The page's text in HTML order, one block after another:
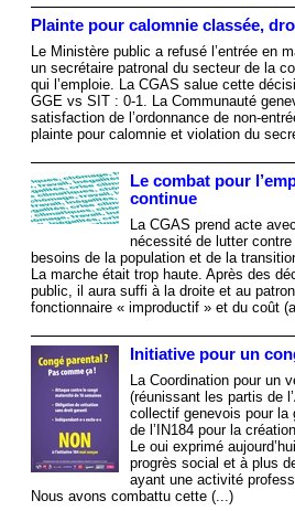
Plainte pour calomnie classée,
Le Ministère public a refusé l’entrée en
un secrétaire patronal du secteur de la
qui l’emploie. La CGAS salue cette
GGE vs SIT : 0-1. La Communauté
satisfaction de l’ordonnance de non-
plainte pour calomnie et violation du
Le combat pour
continue
La CGAS prend acte
nécessité de lutter
besoins de la population et de la
La marche était trop haute. Après des
public, il aura suffi à la droite et au
fonctionnaire « improductif » et du coût
Initiative pour un
La Coordination pour un
(réunissant les partis de
collectif genevois pour la
de l’IN184 pour la
Le oui exprimé
progrès social et à plus
ayant une activité
Nous avons combattu cette (...)